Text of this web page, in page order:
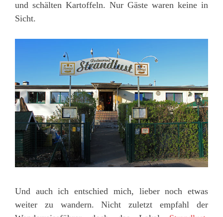
und schälten Kartoffeln. Nur Gäste waren keine in
Sicht.
Und auch ich entschied mich, lieber noch etwas
weiter zu wandern. Nicht zuletzt empfahl der